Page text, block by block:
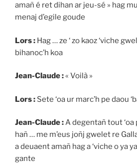
amañ é ret dihan ar jeu-sé » hag
menaj d’egile goude
Lors : Hag … ze ‘ zo kaoz ‘viche
bihanoc’h koa
Jean-Claude :« Voilà »
Lors : Sete ‘oa ur marc’h pe daou
Jean-Claude :A degentañ tout ‘oa
hañ … me m’eus joñj gwelet re
a deuaent amañ hag a ‘viche o ya
gante